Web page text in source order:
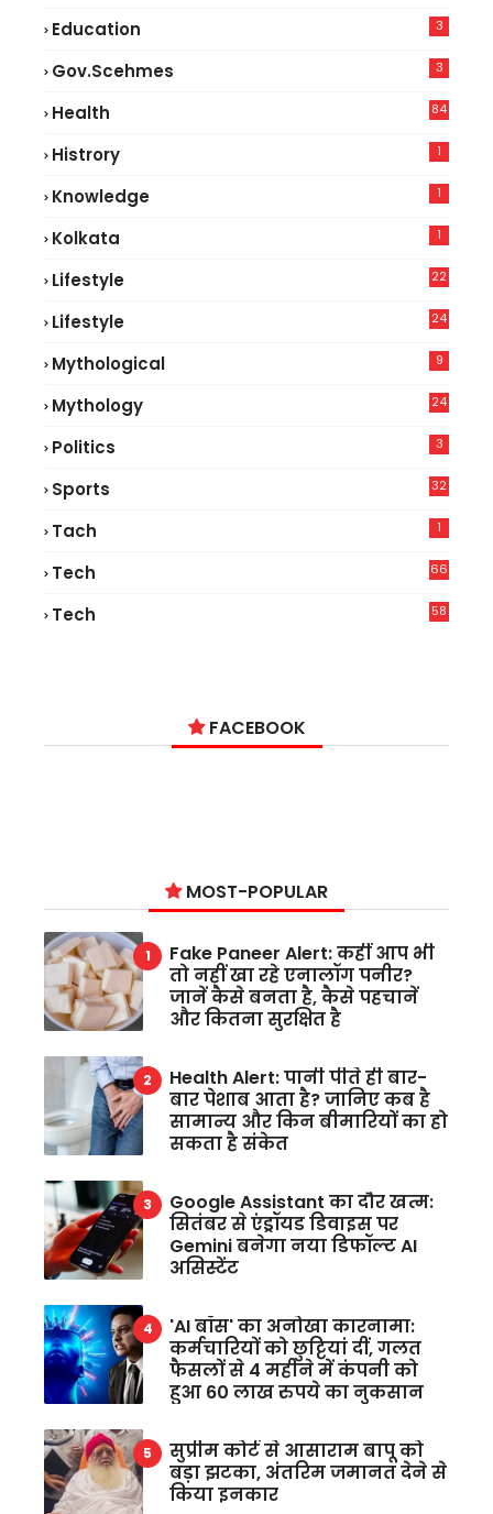
Education 3
Gov.scehmes 3
Health
84
Histrory 1
Knowledge 1
Kolkata 1
Lifestyle
22
Lifestyle
24
Mythological 9
Mythology 24
Politics 3
Sports 32
Tach 1
Tech
66
Tech
58
FACEBOOK
MOST-POPULAR
Fake Paneer Alert: कहीं आप भी
तो नहीं खा रहे एनालॉग पनीर?
जानें कैसे बनता है, कैसे पहचानें
और कितना सुरक्षित है
Health Alert: पानी पीते ही बार-
बार पेशाब आता है? जानिए कब है
सामान्य और किन बीमारियों का हो
सकता है संकेत
Google Assistant का दौर खत्म:
सितंबर से एंड्रॉयड डिवाइस पर
Gemini बनेगा नया डिफॉल्ट AI
असिस्टेंट
'AI बॉस' का अनोखा कारनामा:
कर्मचारियों को छुट्टियां दीं, गलत
फैसलों से 4 महीने में कंपनी को
हुआ 60 लाख रुपये का नुकसान
सुप्रीम कोर्ट से आसाराम बापू को
बड़ा झटका, अंतरिम जमानत देने से
किया इनकार